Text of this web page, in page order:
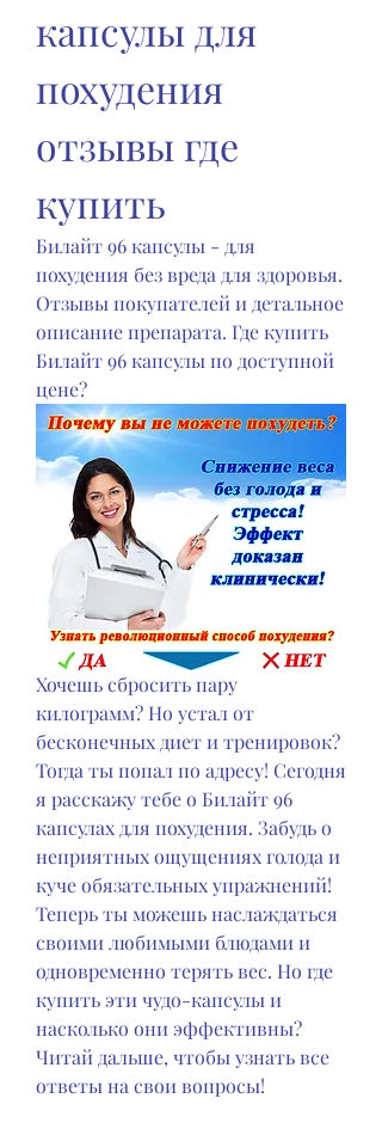
капсулы для
похудения
отзывы где
купить
Билайт 96 капсулы - для
похудения без вреда для здоровья.
Отзывы покупателей и детальное
описание препарата. Где купить
Билайт 96 капсулы по доступной
цене?
Хочешь сбросить пару
килограмм? Но устал от
бесконечных диет и тренировок?
Тогда ты попал по адресу! Сегодня
я расскажу тебе о Билайт 96
капсулах для похудения. Забудь о
неприятных ощущениях голода и
куче обязательных упражнений!
Теперь ты можешь наслаждаться
своими любимыми блюдами и
одновременно терять вес. Но где
купить эти чудо-капсулы и
насколько они эффективны?
Читай дальше, чтобы узнать все
ответы на свои вопросы!